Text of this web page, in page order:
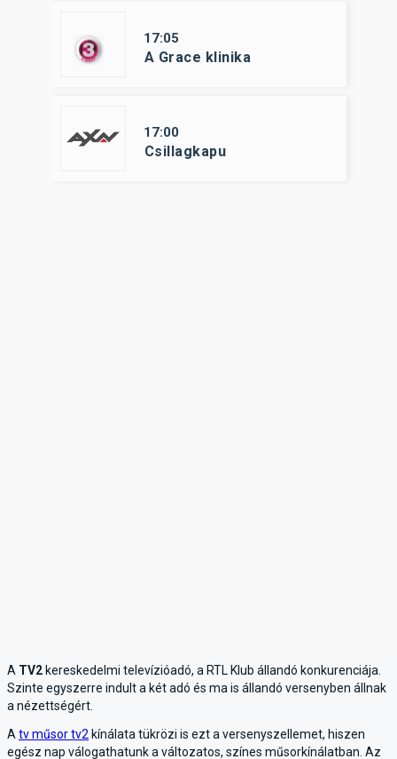
17:05
A Grace klinika
17:00
Csillagkapu
A TV2 kereskedelmi televízióadó, a RTL Klub állandó konkurenciája.
Szinte egyszerre indult a két adó és ma is állandó versenyben állnak
a nézettségért.
A tv műsor tv2 kínálata tükrözi is ezt a versenyszellemet, hiszen
egész nap válogathatunk a változatos, színes műsorkínálatban. Az